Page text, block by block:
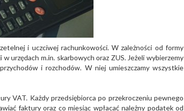
i uczciwej rachunkowości. W zależności od formy
urzędach m.in. skarbowych oraz ZUS. Jeżeli wybierzemy
i rozchodów. W niej umieszczamy wszystkie
VAT. Każdy przedsiębiorca po przekroczeniu pewnego
faktury oraz co miesiąc wpłacać należny podatek od